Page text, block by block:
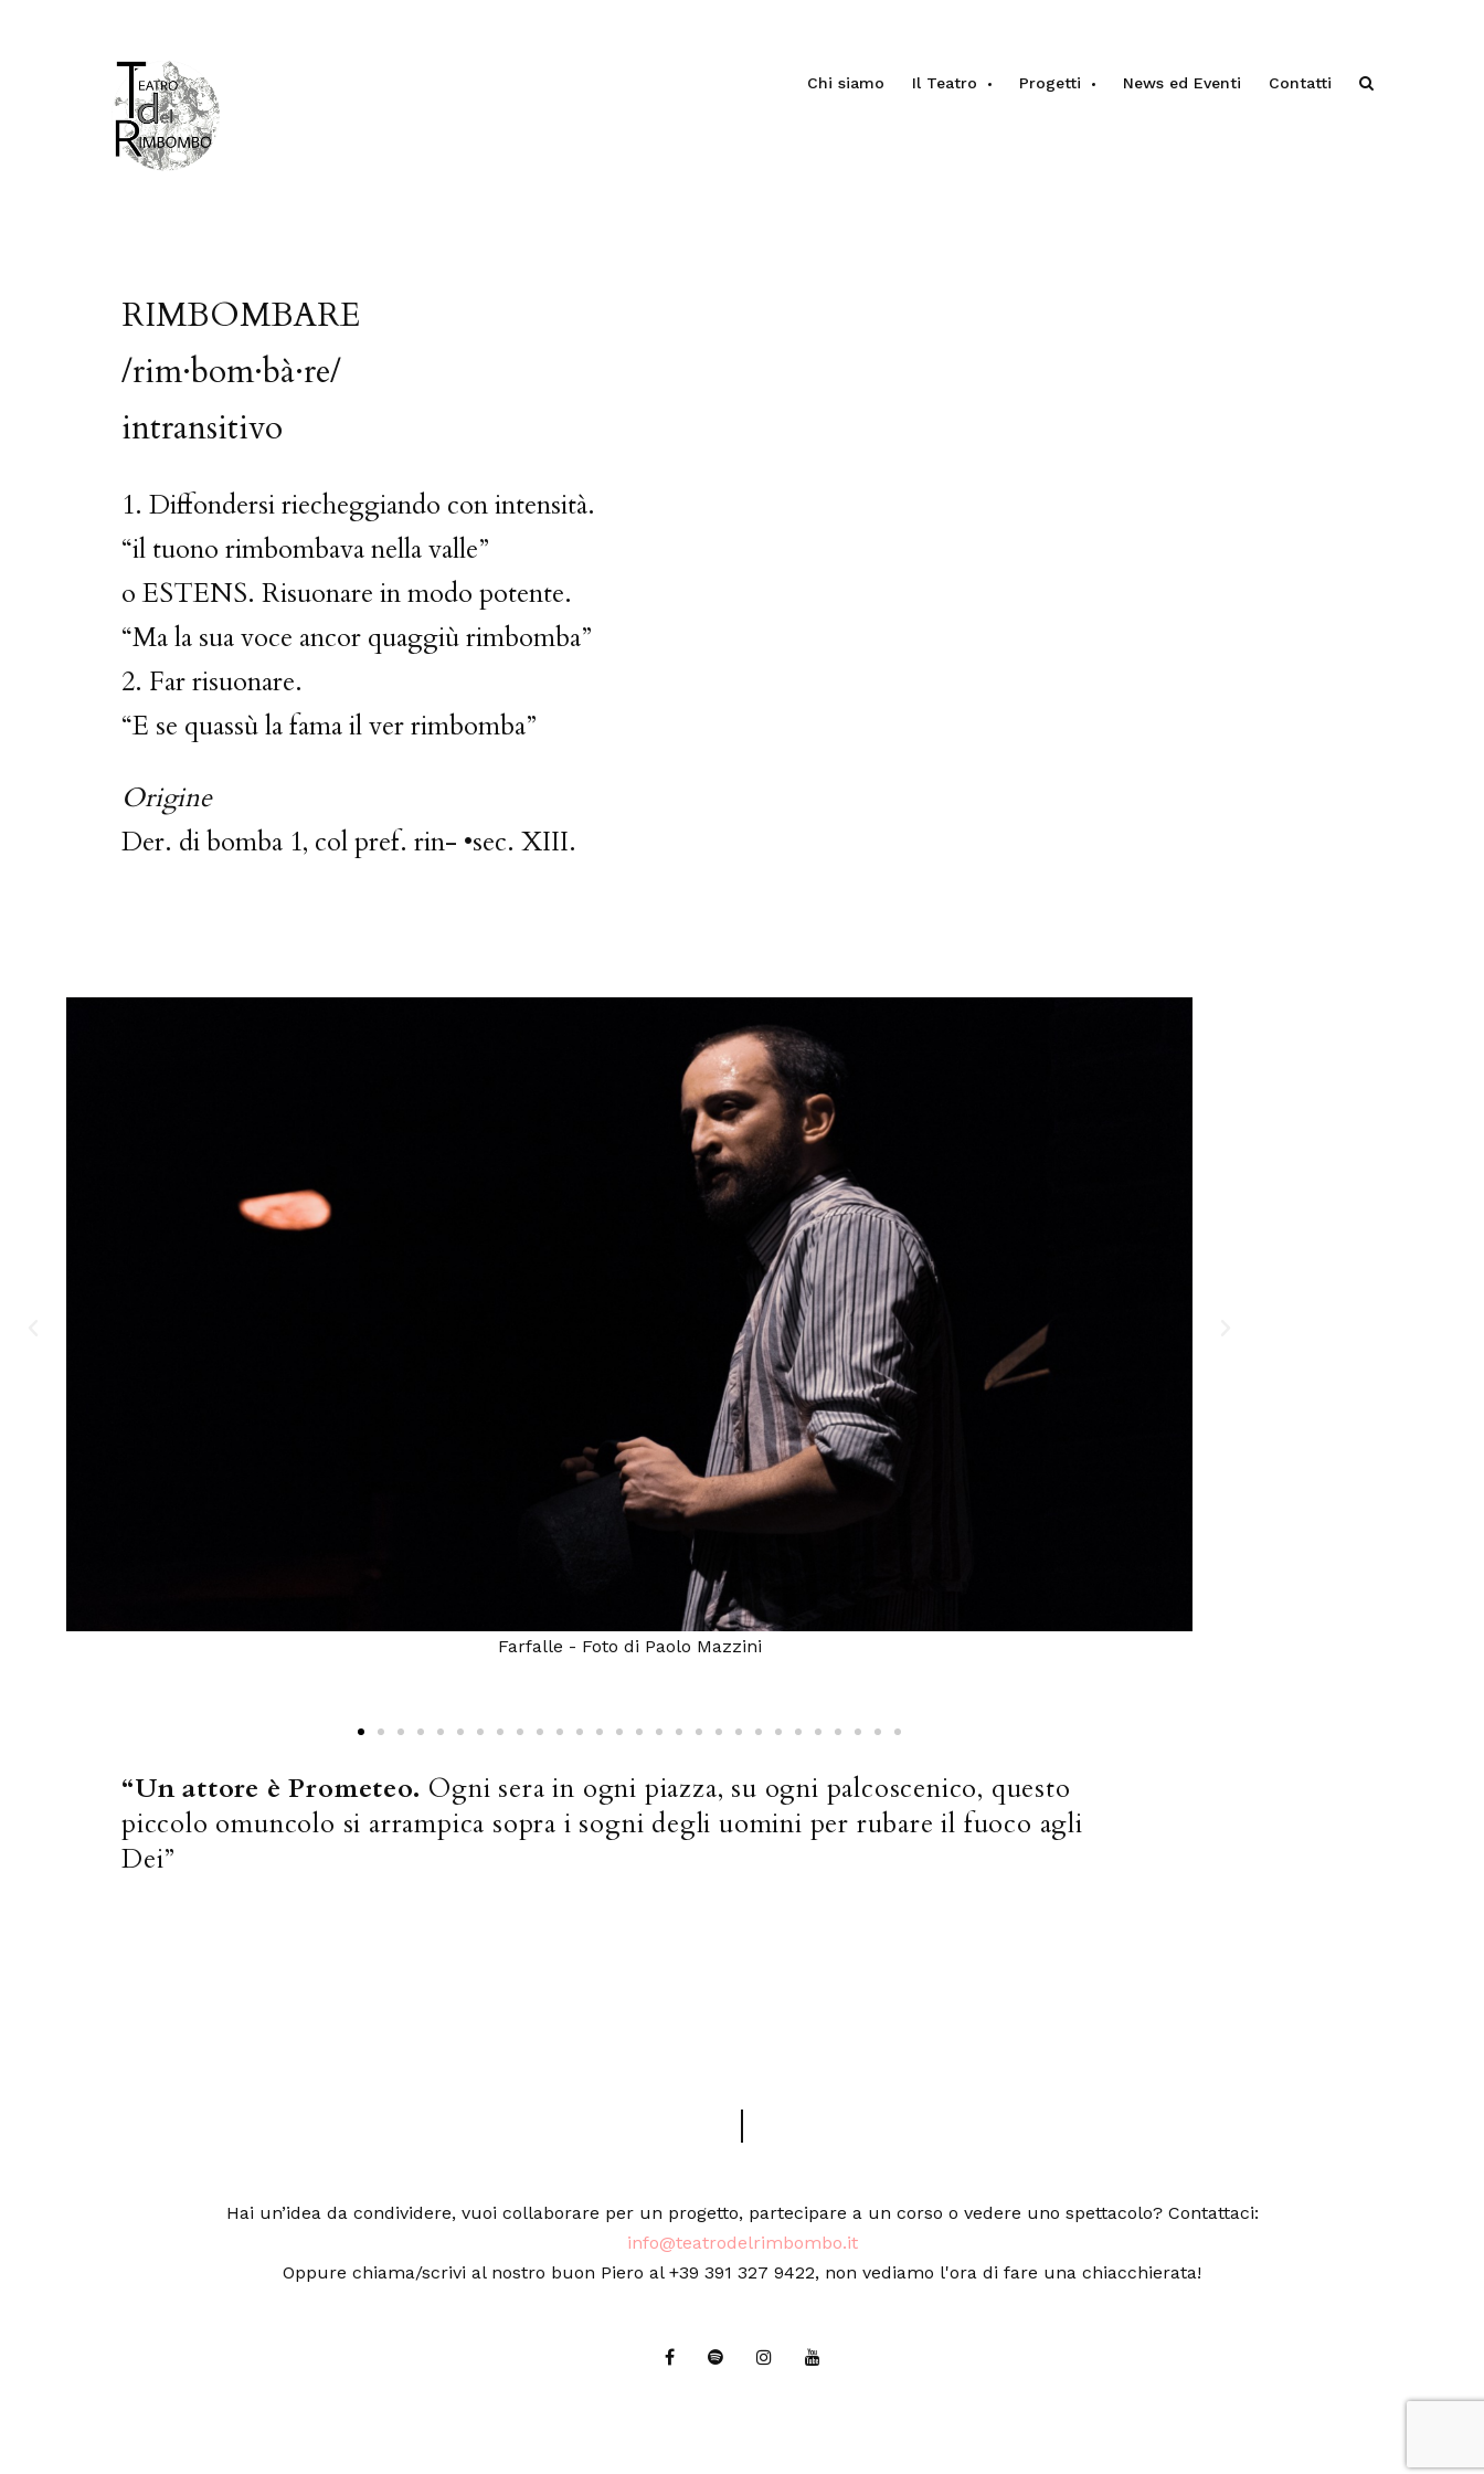
Chi siamo Il Teatro Progetti News ed Eventi Contatti
RIMBOMBARE
/rim·bom·bà·re/
intransitivo
1. Diffondersi riecheggiando con intensità.
“il tuono rimbombava nella valle”
o ESTENS. Risuonare in modo potente.
“Ma la sua voce ancor quaggiù rimbomba”
2. Far risuonare.
“E se quassù la fama il ver rimbomba”
Origine
Der. di bomba 1, col pref. rin- •sec. XIII.
Ufficio Oggetti Smarriti - Foto di Eleonora Zampierolo
“Un attore è Prometeo. Ogni sera in ogni piazza, su ogni palcoscenico, questo
piccolo omuncolo si arrampica sopra i sogni degli uomini per rubare il fuoco agli
Dei”
Hai un’idea da condividere, vuoi collaborare per un progetto, partecipare a un corso o vedere uno spettacolo? Contattaci:
info@teatrodelrimbombo.it
Oppure chiama/scrivi al nostro buon Piero al +39 391 327 9422, non vediamo l'ora di fare una chiacchierata!